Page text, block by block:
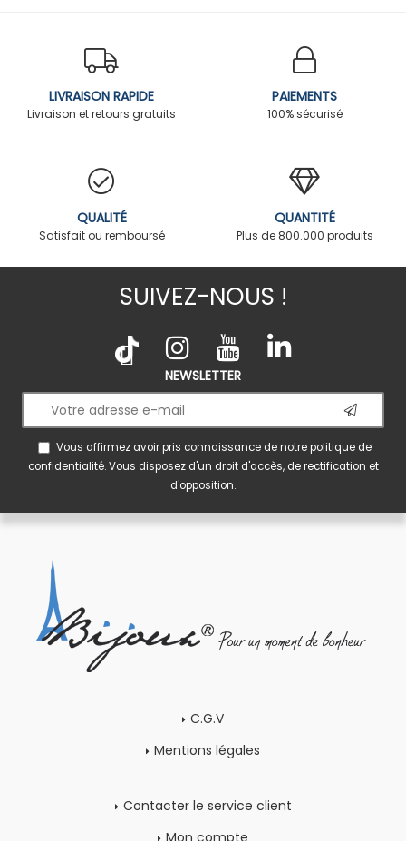
LIVRAISON RAPIDE
Livraison et retours gratuits
PAIEMENTS
100% sécurisé
QUALITÉ
Satisfait ou remboursé
QUANTITÉ
Plus de 800.000 produits
SUIVEZ-NOUS !
NEWSLETTER
Vous affirmez avoir pris connaissance de notrepolitique de
confidentialité. Vous disposez d'un droit d'accès, de rectification et
d'opposition.
C.G.V
Mentions légales
Contacter le service client